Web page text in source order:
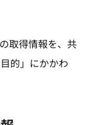
取得情報を、共
的」にかかわ